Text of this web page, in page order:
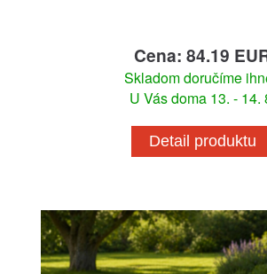
Cena: 84.19
Skladom doručíme
U Vás doma 13. - 14.
Detail produktu